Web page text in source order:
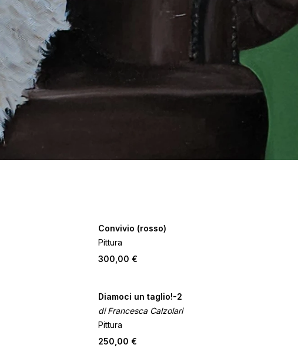
Convivio (rosso)
Pittura
300,00 €
Diamoci un taglio!-2
di Francesca Calzolari
Pittura
250,00 €